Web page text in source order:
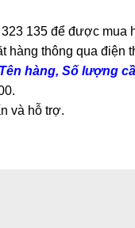
135 để được mua
hàng thông qua điện
hàng, Số lượng
và hỗ trợ.